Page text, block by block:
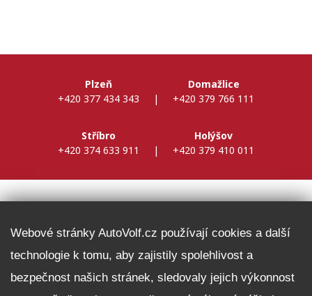
Plzeň
+420 377 434 343
|
Domažlice
+420 379 766 111
Stříbro
+420 374 633 911
|
Holýšov
+420 379 410 011
Fleet program Škoda
Nabídka zaměstnání
Webové stránky AutoVolf.cz používají cookies a další
technologie k tomu, aby zajistily spolehlivost a
bezpečnost našich stránek, sledovaly jejich výkonnost